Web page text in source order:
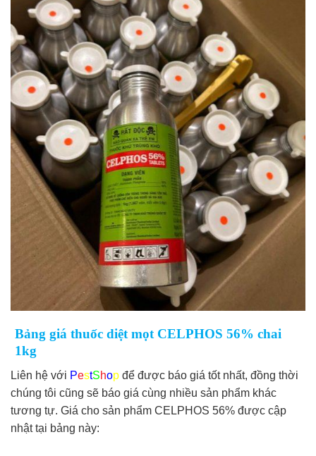
Bảng giá thuốc diệt mọt CELPHOS 56% chai
1kg
Liên hệ với PestShop để được báo giá tốt nhất, đồng thời
chúng tôi cũng sẽ báo giá cùng nhiều sản phẩm khác
tương tự. Giá cho sản phẩm CELPHOS 56% được cập
nhật tại bảng này: